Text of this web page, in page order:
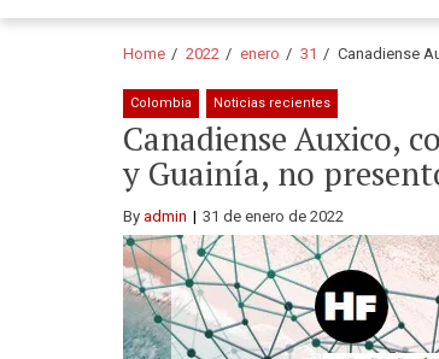
Home 2022 enero 31 Canadiense
Colombia Noticias recientes
Canadiense Auxico,
y Guainía, no
By admin 31 de enero de 2022